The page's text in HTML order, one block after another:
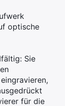
optische
Sie
für die